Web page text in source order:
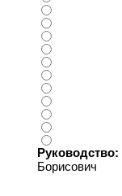
Руководство:
Борисович